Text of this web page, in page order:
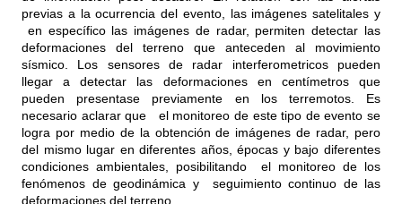
previas a la ocurrencia del evento, las imágenes satelitales y
en específico las imágenes de radar, permiten detectar las
deformaciones del terreno que anteceden al movimiento
sísmico. Los sensores de radar interferometricos pueden
llegar a detectar las deformaciones en centímetros que
pueden presentase previamente en los terremotos. Es
necesario aclarar que el monitoreo de este tipo de evento se
logra por medio de la obtención de imágenes de radar, pero
del mismo lugar en diferentes años, épocas y bajo diferentes
condiciones ambientales, posibilitando el monitoreo de los
fenómenos de geodinámica y seguimiento continuo de las
deformaciones del terreno.